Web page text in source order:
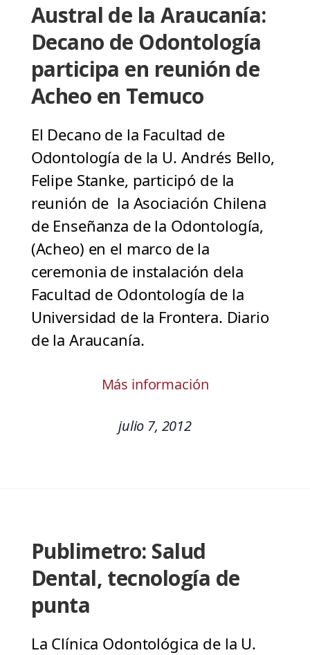
Austral de la Araucanía:
Decano de Odontología
participa en reunión de
Acheo en Temuco
El Decano de la Facultad de
Odontología de la U. Andrés Bello,
Felipe Stanke, participó de la
reunión de la Asociación Chilena
de Enseñanza de la Odontología,
(Acheo) en el marco de la
ceremonia de instalación dela
Facultad de Odontología de la
Universidad de la Frontera. Diario
de la Araucanía.
Más información
julio 7, 2012
Publimetro: Salud
Dental, tecnología de
punta
La Clínica Odontológica de la U.